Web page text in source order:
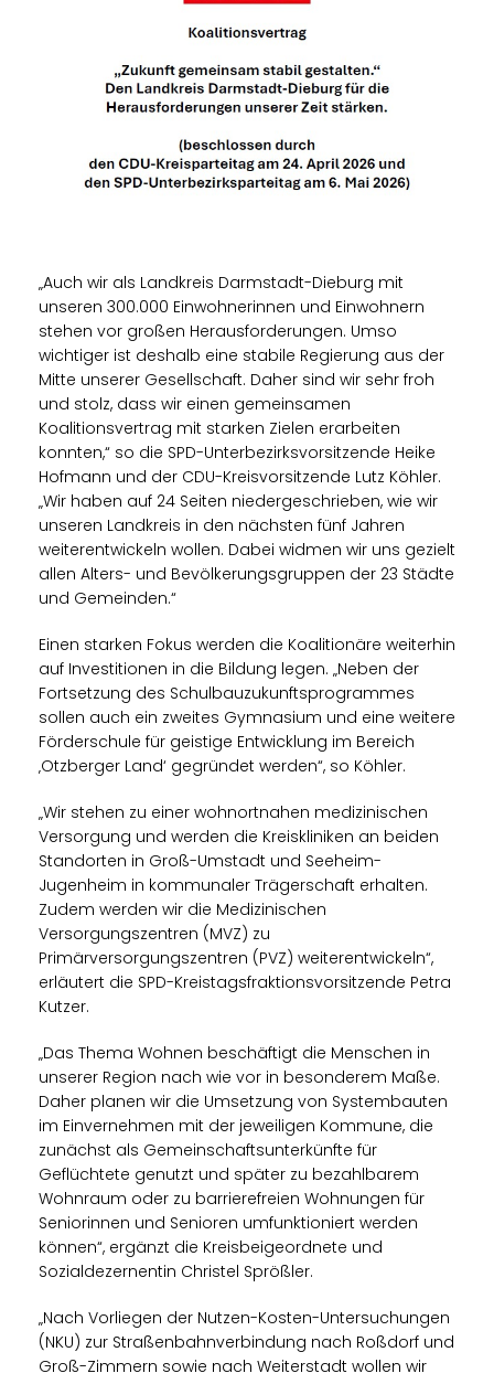
Auch wir als Landkreis Darmstadt-Dieburg mit
unseren 300.000 Einwohnerinnen und Einwohnern
stehen vor großen Herausforderungen. Umso
wichtiger ist deshalb eine stabile Regierung aus der
Mitte unserer Gesellschaft. Daher sind wir sehr froh
und stolz, dass wir einen gemeinsamen
Koalitionsvertrag mit starken Zielen erarbeiten
konnten,“ so die SPD-Unterbezirksvorsitzende Heike
Hofmann und der CDU-Kreisvorsitzende Lutz Köhler.
Wir haben auf 24 Seiten niedergeschrieben, wie wir
unseren Landkreis in den nächsten fünf Jahren
weiterentwickeln wollen. Dabei widmen wir uns gezielt
allen Alters- und Bevölkerungsgruppen der 23 Städte
und Gemeinden.“
Einen starken Fokus werden die Koalitionäre weiterhin
auf Investitionen in die Bildung legen. „Neben der
Fortsetzung des Schulbauzukunftsprogrammes
sollen auch ein zweites Gymnasium und eine weitere
Förderschule für geistige Entwicklung im Bereich
Otzberger Land‘ gegründet werden“, so Köhler.
Wir stehen zu einer wohnortnahen medizinischen
Versorgung und werden die Kreiskliniken an beiden
Standorten in Groß-Umstadt und Seeheim-
Jugenheim in kommunaler Trägerschaft erhalten.
Zudem werden wir die Medizinischen
Versorgungszentren (MVZ) zu
Primärversorgungszentren (PVZ) weiterentwickeln“,
erläutert die SPD-Kreistagsfraktionsvorsitzende Petra
Kutzer.
Das Thema Wohnen beschäftigt die Menschen in
unserer Region nach wie vor in besonderem Maße.
Daher planen wir die Umsetzung von Systembauten
im Einvernehmen mit der jeweiligen Kommune, die
zunächst als Gemeinschaftsunterkünfte für
Geflüchtete genutzt und später zu bezahlbarem
Wohnraum oder zu barrierefreien Wohnungen für
Seniorinnen und Senioren umfunktioniert werden
können“, ergänzt die Kreisbeigeordnete und
Sozialdezernentin Christel Sprößler.
Nach Vorliegen der Nutzen-Kosten-Untersuchungen
(NKU) zur Straßenbahnverbindung nach Roßdorf und
Groß-Zimmern sowie nach Weiterstadt wollen wir